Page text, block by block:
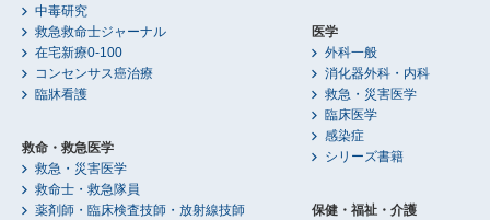
中毒研究
救急救命士ジャーナル
在宅新療0-100
コンセンサス癌治療
臨牀看護
救命・救急医学
救急・災害医学
救命士・救急隊員
薬剤師・臨床検査技師・放射線技師
医学
外科一般
消化器外科・内科
救急・災害医学
臨床医学
感染症
シリーズ書籍
保健・福祉・介護